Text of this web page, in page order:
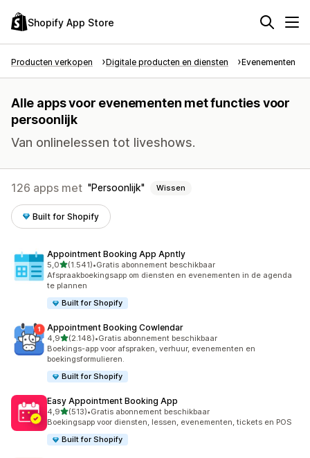
Shopify App Store
Producten verkopen Digitale producten en diensten Evenementen
Alle apps voor evenementen met functies voor
persoonlijk
Van onlinelessen tot liveshows.
126 apps met Persoonlijk Wissen
Built for Shopify
Appointment Booking App Apntly
5,0van 5 sterren
(1.541)
1541 recensies in totaal
•Gratis abonnement beschikbaar
Afspraakboekingsapp om diensten en evenementen in de agenda
te plannen
Built for Shopify
Appointment Booking Cowlendar
4,9van 5 sterren
(2.148)
2148 recensies in totaal
•Gratis abonnement beschikbaar
Boekings-app voor afspraken, verhuur, evenementen en
boekingsformulieren.
Built for Shopify
Easy Appointment Booking App
4,9van 5 sterren
(513)
513 recensies in totaal
•Gratis abonnement beschikbaar
Boekingsapp voor diensten, lessen, evenementen, tickets en POS
Built for Shopify